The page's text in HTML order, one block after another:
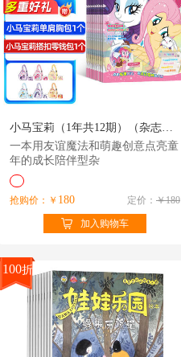
小马宝莉（1年共12期）（杂志订阅）
一本用友谊魔法和萌趣创意点亮童
年的成长陪伴型杂
抢购价：￥ 180 定价： ￥180
加入购物车
100折